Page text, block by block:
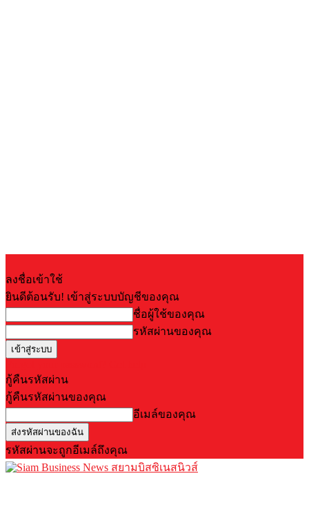
ลงชื่อเข้าใช้
ยินดีต้อนรับ! เข้าสู่ระบบบัญชีของคุณ
ชื่อผู้ใช้ของคุณ
รหัสผ่านของคุณ
กู้คืนรหัสผ่าน
กู้คืนรหัสผ่านของคุณ
อีเมล์ของคุณ
รหัสผ่านจะถูกอีเมล์ถึงคุณ
สยามบิสซิเนสนิวส์